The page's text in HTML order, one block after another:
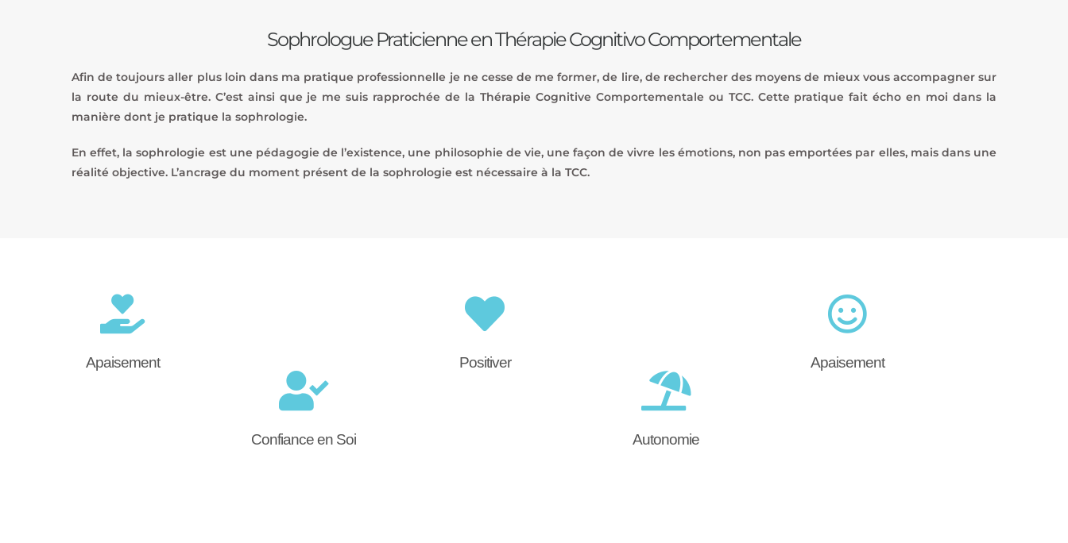
Sophrologue Praticienne en Thérapie Cognitivo Comportementale
Afin de toujours aller plus loin dans ma pratique professionnelle je ne cesse de me former, de lire, de rechercher des moyens de mieux vous accompagner sur
la route du mieux-être. C’est ainsi que je me suis rapprochée de la Thérapie Cognitive Comportementale ou TCC. Cette pratique fait écho en moi dans la
manière dont je pratique la sophrologie.
En effet, la sophrologie est une pédagogie de l’existence, une philosophie de vie, une façon de vivre les émotions, non pas emportées par elles, mais dans une
réalité objective. L’ancrage du moment présent de la sophrologie est nécessaire à la TCC.
Apaisement
Confiance en Soi
Positiver
Autonomie
Apaisement